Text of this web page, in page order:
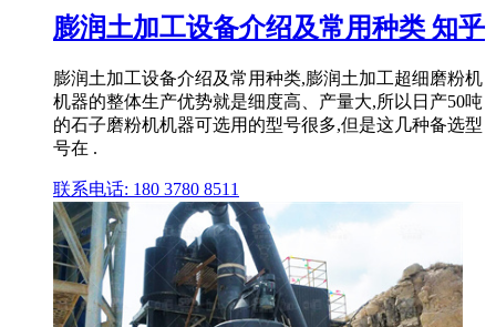
膨润土加工设备介绍及常用种类 知乎
膨润土加工设备介绍及常用种类,膨润土加工超细磨粉机
机器的整体生产优势就是细度高、产量大,所以日产50吨
的石子磨粉机机器可选用的型号很多,但是这几种备选型
号在 .
联系电话: 180 3780 8511